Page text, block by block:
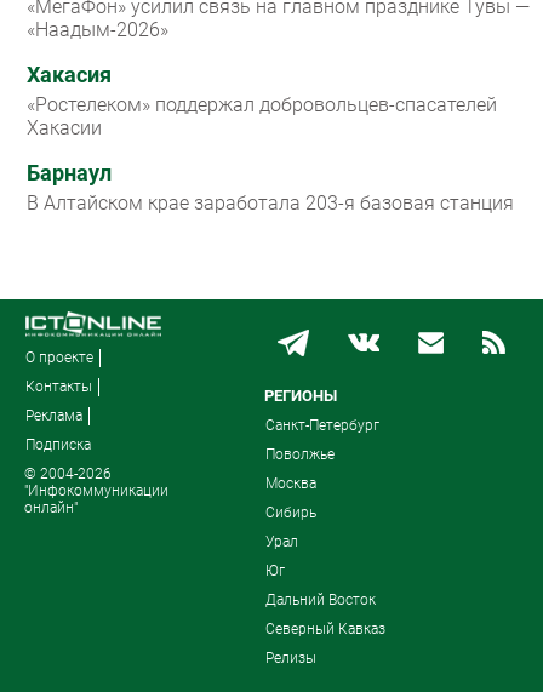
«МегаФон» усилил связь на главном празднике Тувы —
«Наадым-2026»
Хакасия
«Ростелеком» поддержал добровольцев-спасателей
Хакасии
Барнаул
В Алтайском крае заработала 203-я базовая станция
О проекте
Контакты
Реклама
Подписка
© 2004-2026
"Инфокоммуникации
онлайн"
РЕГИОНЫ
Санкт-Петербург
Поволжье
Москва
Сибирь
Урал
Юг
Дальний Восток
Северный Кавказ
Релизы